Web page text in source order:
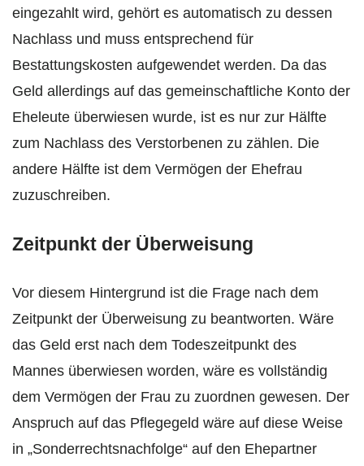
eingezahlt wird, gehört es automatisch zu dessen
Nachlass und muss entsprechend für
Bestattungskosten aufgewendet werden. Da das
Geld allerdings auf das gemeinschaftliche Konto der
Eheleute überwiesen wurde, ist es nur zur Hälfte
zum Nachlass des Verstorbenen zu zählen. Die
andere Hälfte ist dem Vermögen der Ehefrau
zuzuschreiben.
Zeitpunkt der Überweisung
Vor diesem Hintergrund ist die Frage nach dem
Zeitpunkt der Überweisung zu beantworten. Wäre
das Geld erst nach dem Todeszeitpunkt des
Mannes überwiesen worden, wäre es vollständig
dem Vermögen der Frau zu zuordnen gewesen. Der
Anspruch auf das Pflegegeld wäre auf diese Weise
in „Sonderrechtsnachfolge“ auf den Ehepartner